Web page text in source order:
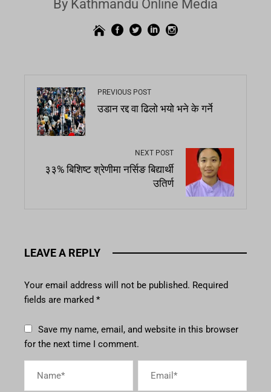
By Kathmandu Online Media
PREVIOUS POST
उडान रद्द वा ढिलो भयो भने के गर्ने
NEXT POST
३३% बिशिष्ट श्रेणीमा नर्सिङ बिद्यार्थी
उतिर्ण
LEAVE A REPLY
Your email address will not be published. Required
fields are marked *
Save my name, email, and website in this browser
for the next time I comment.